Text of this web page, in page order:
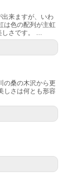
来ますが、いわ
は色の配列が主虹
さです。 ...
の桑の木沢から更
しさは何とも形容